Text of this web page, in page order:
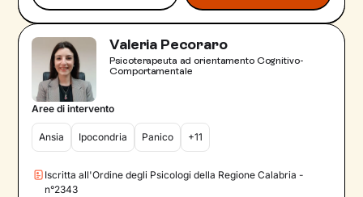
Valeria Pecoraro
Psicoterapeuta ad orientamento Cognitivo-
Comportamentale
Aree di intervento
Ansia Ipocondria Panico +11
Iscritta all'Ordine degli Psicologi della Regione Calabria -
n°2343